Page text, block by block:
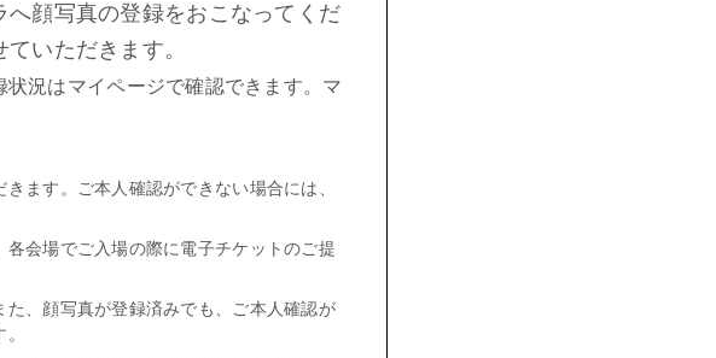
顔写真の登録をおこなってくだ
いただきます。
況はマイページで確認できます。マ
ます。 ご本人確認ができない場合には、
会場でご入場の際に電子チケットのご提
、顔写真が登録済みでも、ご本人確認が